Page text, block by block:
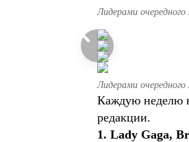
Лидерами
Лидерами
Каждую неделю
редакции.
1. Lady Gaga,